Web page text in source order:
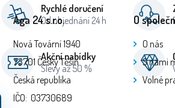
Rychlé doručení
Od objednání 24 h
Akční nabídky
Slevy až 50 %
Aga 24 s.r.o.
Nová Tovární 1940
73701 Český Těšín
Česká republika
IČO: 03730689
O
O nás
S námi
Volné